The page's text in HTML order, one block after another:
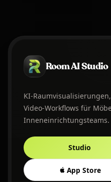
Room AI Studio
KI-
Video-Workflows für
Inneneinrichtungsteams.
Studio
App Store